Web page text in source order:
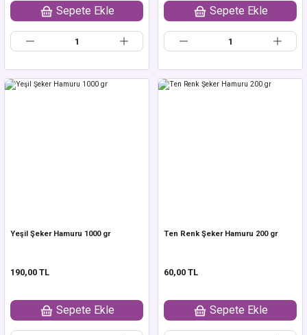
Sepete Ekle Sepete Ekle
Yeşil Şeker Hamuru 1000 gr
190,00 TL
Sepete Ekle
Ten Renk Şeker Hamuru 200 gr
60,00 TL
Sepete Ekle